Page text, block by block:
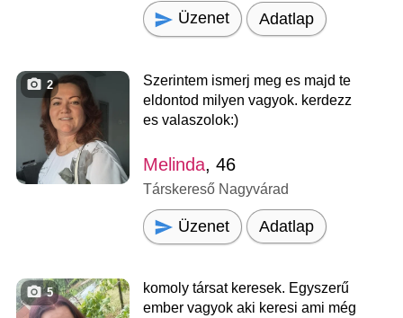
Üzenet Adatlap
2
Szerintem ismerj meg es majd te
eldontod milyen vagyok. kerdezz
es valaszolok:)
Melinda, 46
Társkereső Nagyvárad
Üzenet Adatlap
5
komoly társat keresek. Egyszerű
ember vagyok aki keresi ami még